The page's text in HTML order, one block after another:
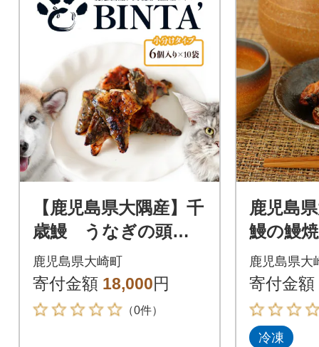
【鹿児島県大隅産】千
歳鰻 うなぎの頭の
ペットフード 1袋6
個×10袋
鹿児島県大崎町
寄付金額 18,000円
（0件）
鹿児島
鰻の鰻
セット
鹿児島県大
寄付金額
冷凍